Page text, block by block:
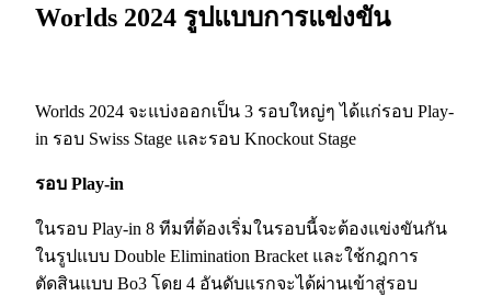
Worlds 2024 รูปแบบการแข่งขัน
Worlds 2024 จะแบ่งออกเป็น 3 รอบใหญ่ๆ ได้แก่รอบ Play-
in รอบ Swiss Stage และรอบ Knockout Stage
รอบ Play-in
ในรอบ Play-in 8 ทีมที่ต้องเริ่มในรอบนี้จะต้องแข่งขันกัน
ในรูปแบบ Double Elimination Bracket และใช้กฎการ
ตัดสินแบบ Bo3 โดย 4 อันดับแรกจะได้ผ่านเข้าสู่รอบ